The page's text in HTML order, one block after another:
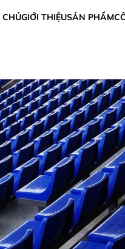
CHỦGIỚI THIỆUSẢN PHẨM